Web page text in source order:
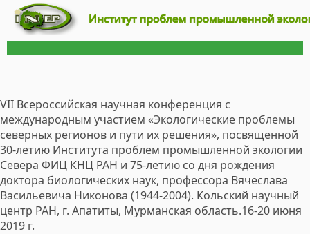
VII Всероссийская научная конференция с
международным участием «Экологические проблемы
северных регионов и пути их решения», посвященной
30-летию Института проблем промышленной экологии
Севера ФИЦ КНЦ РАН и 75-летию со дня рождения
доктора биологических наук, профессора Вячеслава
Васильевича Никонова (1944-2004). Кольский научный
центр РАН, г. Апатиты, Мурманская область.16-20 июня
2019 г.